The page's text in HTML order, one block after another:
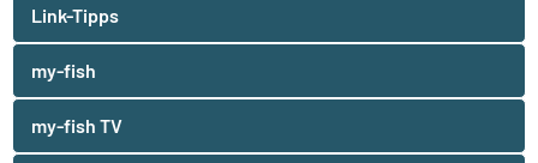
Link-Tipps
my-fish
my-fish TV